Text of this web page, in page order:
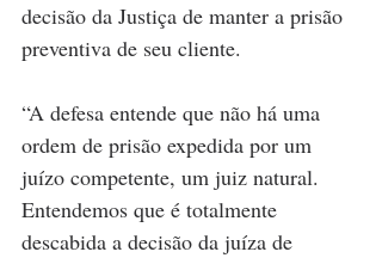
decisão da Justiça de manter a prisão
preventiva de seu cliente.
“A defesa entende que não há uma
ordem de prisão expedida por um
juízo competente, um juiz natural.
Entendemos que é totalmente
descabida a decisão da juíza de